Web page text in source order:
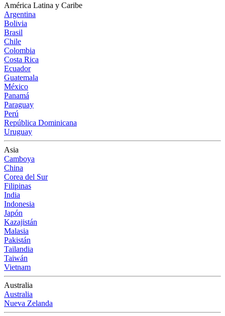
América Latina y Caribe
Argentina
Bolivia
Brasil
Chile
Colombia
Costa Rica
Ecuador
Guatemala
México
Panamá
Paraguay
Perú
República Dominicana
Uruguay
Asia
Camboya
China
Corea del Sur
Filipinas
India
Indonesia
Japón
Kazajistán
Malasia
Pakistán
Tailandia
Taiwán
Vietnam
Australia
Australia
Nueva Zelanda